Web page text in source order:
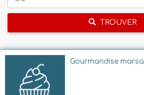
TROUVER
Gourmandise marsa